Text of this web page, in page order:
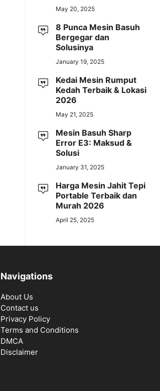
May 20, 2025
8 Punca Mesin Basuh
Bergegar dan
Solusinya
January 19, 2025
Kedai Mesin Rumput
Kedah Terbaik & Lokasi
2026
May 21, 2025
Mesin Basuh Sharp
Error E3: Maksud &
Solusi
January 31, 2025
Harga Mesin Jahit Tepi
Portable Terbaik dan
Murah 2026
April 25, 2025
Navigations
About Us
Contact us
Privacy Policy
Terms and Conditions
DMCA
Disclaimer